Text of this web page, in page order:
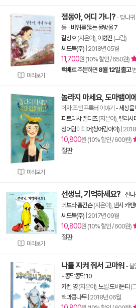
미리보기
점동아, 어디 가니? - 당나
동- 바위를 뚫는 물방울 7
길상효(지은이), 이형진 (그림)
씨드북(주) 2018년 05월
11,700원 (10% 할인 / 650원)
택배로 주문하면 8월 12일 출고
미리보기
놀라지 마세요, 도마뱀이
학자 조앤 프록터 이야기 -세상을
퍼트리샤 밸디즈(지은이), 펠리시
청어람미디어(청어람아이)
10,800원 (10% 할인 / 600원)
절판
미리보기
선생님, 기억하세요? -신
데보라 홉킨슨(지은이), 낸시 카펜
씨드북(주) 2017년 09월
10,800원 (10% 할인 / 600원)
절판
나를 지켜 줘서 고마워 - 불
-콩닥콩닥 10
카렌 영(지은이), 노빌 도비돈티 (
책과콩나무| 2018년 06월